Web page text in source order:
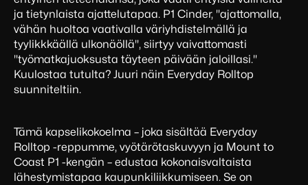
ja tietynlaista ajattelutapaa. P1 Cinder, "ajattomalla,
vähän huoltoa vaativalla väriyhdistelmällä ja
tyylikkkäällä ulkonäöllä", siirtyy vaivattomasti
"työmatkajuoksusta täyteen päivään jaloillasi."
Kuulostaa tutulta? Juuri näin Everyday Rolltop
suunniteltiin.
Tämä kapselikokoelma – joka sisältää Everyday
Rolltop -reppumme, vyötärötaskuvyyn ja Mount to
Coast P1 -kengän – edustaa kokonaisvaltaista
lähestymistapaa kaupunkiliikkumiseen. Se on